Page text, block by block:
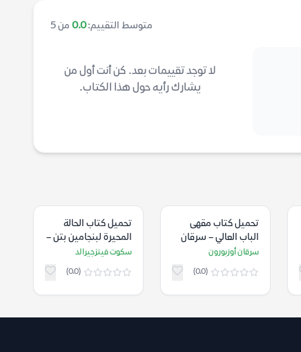
متوسط التقييم:0.0 من 5
لا توجد تقييمات بعد. كن أنت أول من
يشارك رأيه حول هذا الكتاب.
تحميل كتاب مقهى
الباب العالي – سرقان
أوزبورون
سرقان أوزبورون
(0.0)
تحميل كتاب الحالة
المحيرة لبنجامين بتن –
سكوت فيتزجيرالد
سكوت فيتزجيرالد
(0.0)